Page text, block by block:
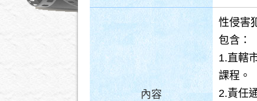
內容
性侵害
包含：
1.直轄
課程。
2.責任